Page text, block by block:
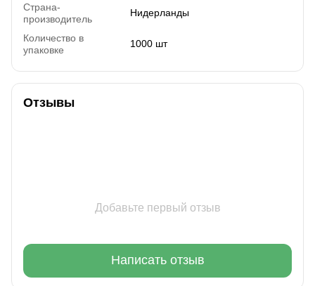
Страна-
производитель
Нидерланды
Количество в
упаковке
1000 шт
Отзывы
Добавьте первый отзыв
Написать отзыв